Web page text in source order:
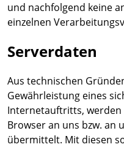
und nachfolgend keine
einzelnen
Serverdaten
Aus technischen
Gewährleistung eines
Internetauftritts,
Browser an uns bzw. an
übermittelt. Mit diesen